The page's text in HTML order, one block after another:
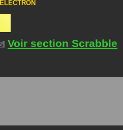
ELECTRON
Voir section Scrabble